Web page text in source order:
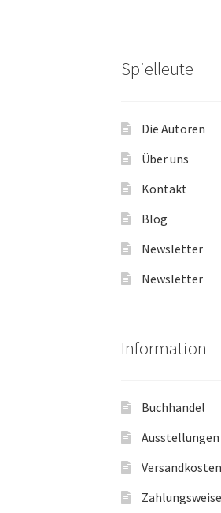
Spielleute
Die Autoren
Über uns
Kontakt
Blog
Newsletter
Newsletter
Information
Buchhandel
Ausstellungen
Versandkosten